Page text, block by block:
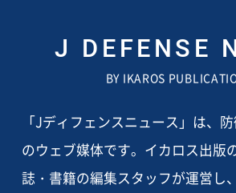
J DEFENSE
BY IKAROS
「Jディフェンスニュース」は、
のウェブ媒体です。イカロス出版
誌・書籍の編集スタッフが運営し